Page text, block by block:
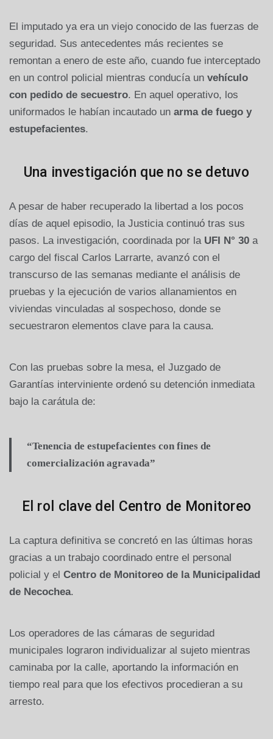
El imputado ya era un viejo conocido de las fuerzas de
seguridad. Sus antecedentes más recientes se
remontan a enero de este año, cuando fue interceptado
en un control policial mientras conducía un vehículo
con pedido de secuestro. En aquel operativo, los
uniformados le habían incautado un arma de fuego y
estupefacientes.
Una investigación que no se detuvo
A pesar de haber recuperado la libertad a los pocos
días de aquel episodio, la Justicia continuó tras sus
pasos. La investigación, coordinada por la UFI N° 30 a
cargo del fiscal Carlos Larrarte, avanzó con el
transcurso de las semanas mediante el análisis de
pruebas y la ejecución de varios allanamientos en
viviendas vinculadas al sospechoso, donde se
secuestraron elementos clave para la causa.
Con las pruebas sobre la mesa, el Juzgado de
Garantías interviniente ordenó su detención inmediata
bajo la carátula de:
“Tenencia de estupefacientes con fines de
comercialización agravada”
El rol clave del Centro de Monitoreo
La captura definitiva se concretó en las últimas horas
gracias a un trabajo coordinado entre el personal
policial y el Centro de Monitoreo de la Municipalidad
de Necochea.
Los operadores de las cámaras de seguridad
municipales lograron individualizar al sujeto mientras
caminaba por la calle, aportando la información en
tiempo real para que los efectivos procedieran a su
arresto.